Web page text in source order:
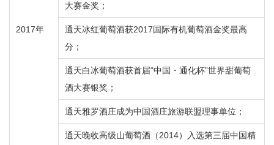
2017年
大赛金奖；
通天冰红葡萄酒获2017国际有机葡萄酒金奖最高
分；
通天白冰葡萄酒获首届“中国・通化杯”世界甜葡萄
酒大赛银奖；
通天雅罗酒庄成为中国酒庄旅游联盟理事单位；
通天晚收高级山葡萄酒（2014）入选第三届中国精